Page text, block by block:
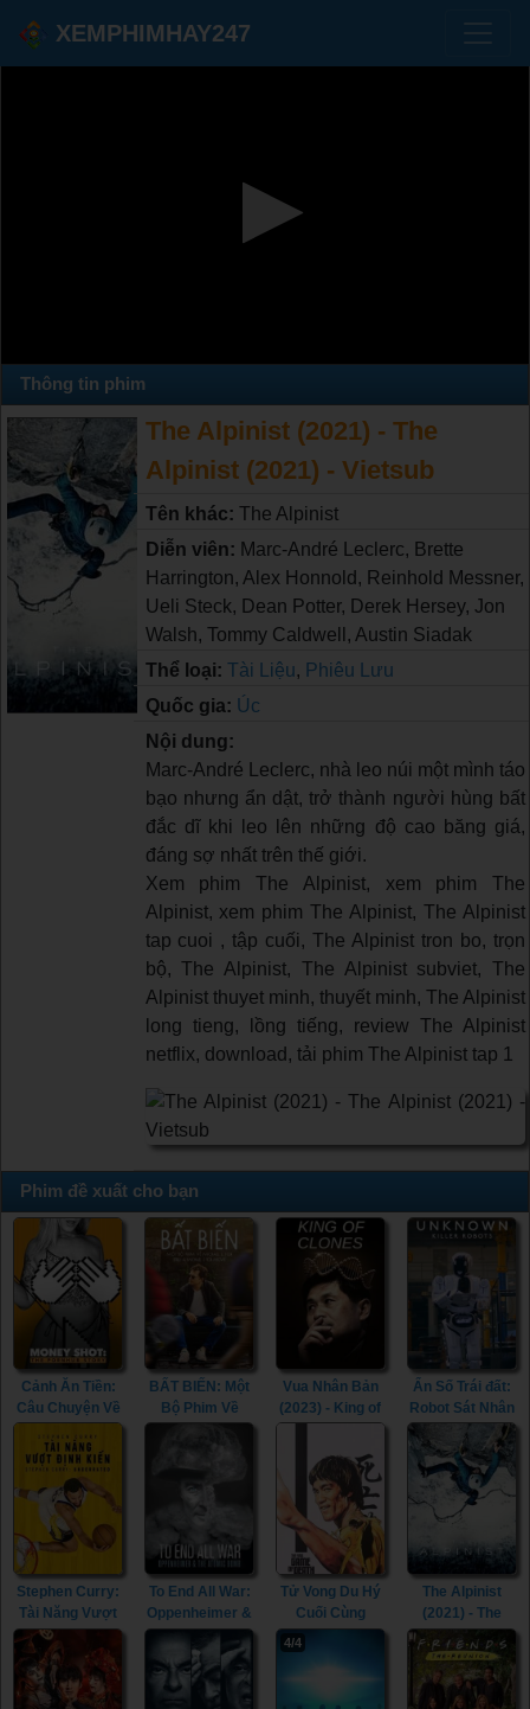
XEMPHIMHAY247
Thông tin phim
The Alpinist (2021) - The
Alpinist (2021) - Vietsub
Tên khác: The Alpinist
Diễn viên: Marc-André Leclerc, Brette
Harrington, Alex Honnold, Reinhold Messner,
Ueli Steck, Dean Potter, Derek Hersey, Jon
Walsh, Tommy Caldwell, Austin Siadak
Thể loại: Tài Liệu, Phiêu Lưu
Quốc gia: Úc
Nội dung:
Marc-André Leclerc, nhà leo núi một mình táo
bạo nhưng ẩn dật, trở thành người hùng bất
đắc dĩ khi leo lên những độ cao băng giá,
đáng sợ nhất trên thế giới.
Xem phim The Alpinist, xem phim The
Alpinist, xem phim The Alpinist, The Alpinist
tap cuoi , tập cuối, The Alpinist tron bo, trọn
bộ, The Alpinist, The Alpinist subviet, The
Alpinist thuyet minh, thuyết minh, The Alpinist
long tieng, lồng tiếng, review The Alpinist
netflix, download, tải phim The Alpinist tap 1
Phim đề xuất cho bạn
Cảnh Ăn Tiền:
Câu Chuyện Về
- Money Shot:
The Pornhub
Story (2023)
BẤT BIẾN: Một
Bộ Phim Về
(2023) - STILL:
A Michael J. Fox
Movie (2023)
Vua Nhân Bản
(2023) - King of
Ẩn Số Trái đất:
Robot Sát Nhân
Unknown: Killer
Robots (2023)
Stephen Curry:
Tài Năng Vượt
Định Kiến
(2023) - Stephen
Curry:
Underrated
To End All War:
Oppenheimer &
the Atomic
Bomb (2023) -
To End All War:
Oppenheimer &
Tử Vong Du Hý
Cuối Cùng
(2023) - The
Final Game of
Death (2023)
The Alpinist
(2021) - The
Alpinist (2021)
4/4